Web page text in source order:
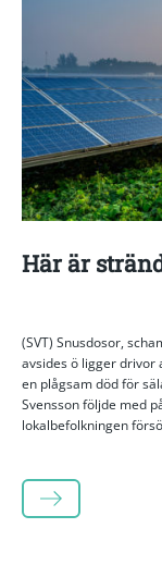
Här är
(SVT) Snusdosor,
avsides ö ligger drivor
en plågsam död för
Svensson följde med
lokalbefolkningen
LÄS MER